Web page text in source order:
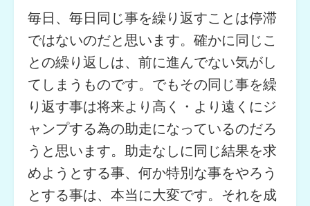
毎日、毎日同じ事を繰り返すことは停滞
ではないのだと思います。確かに同じこ
との繰り返しは、前に進んでない気がし
てしまうものです。でもその同じ事を繰
り返す事は将来より高く・より遠くにジ
ャンプする為の助走になっているのだろ
うと思います。助走なしに同じ結果を求
めようとする事、何か特別な事をやろう
とする事は、本当に大変です。それを成